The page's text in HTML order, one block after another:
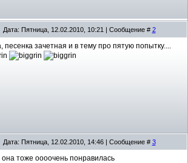
Дата: Пятница, 12.02.2010, 10:21 | Сообщение # 2
песенка зачетная и в тему про пятую попытку....
Дата: Пятница, 12.02.2010, 14:46 | Сообщение # 3
она тоже оооочень понравилась